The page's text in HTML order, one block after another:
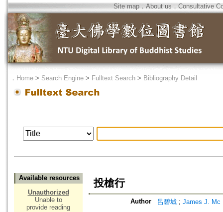
Site map．About us ． Consultative
． Home > Search Engine > Fulltext Search > Bibliography Detail
Available resources
Unauthorized
Unable to
provide reading
投槍行
Author 呂碧城 ; James J. Mc